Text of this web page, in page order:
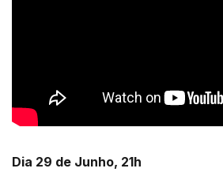
Dia 29 de Junho, 21h